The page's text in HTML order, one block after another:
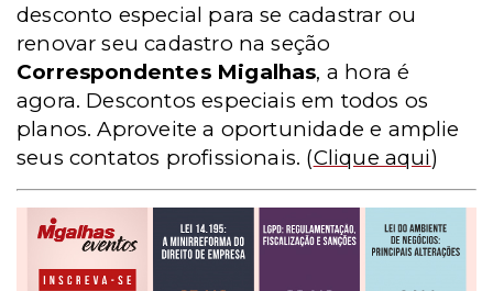
desconto especial para se cadastrar ou
renovar seu cadastro na seção
Correspondentes Migalhas, a hora é
agora. Descontos especiais em todos os
planos. Aproveite a oportunidade e amplie
seus contatos profissionais. (Clique aqui)